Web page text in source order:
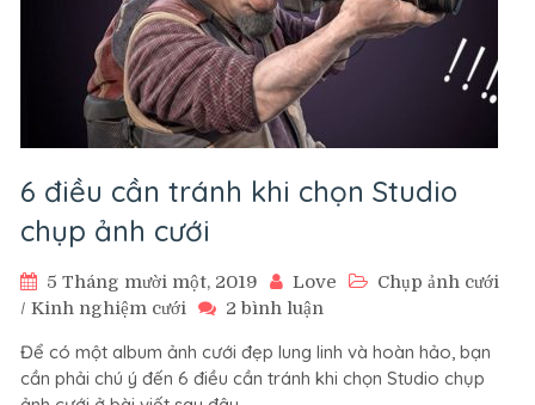
6 điều cần tránh khi chọn Studio
chụp ảnh cưới
5 Tháng mười một, 2019 Love
Chụp ảnh cưới
/ Kinh nghiệm cưới 2 bình luận
điều
cần
Để có một album ảnh cưới đẹp lung linh và hoàn hảo, bạn
cần phải chú ý đến 6 điều cần tránh khi chọn Studio chụp